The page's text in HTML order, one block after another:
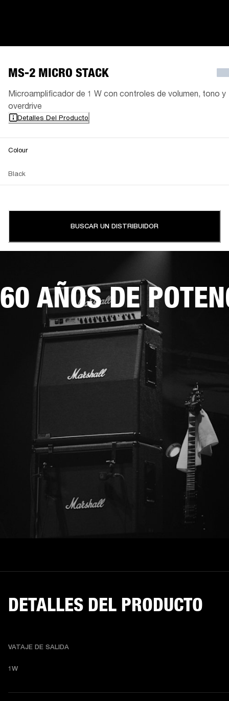
MS-2 MICRO STACK
Microamplificador de 1 W con controles de volumen, tono y
overdrive
Detalles Del Producto
Colour
Black
BUSCAR UN DISTRIBUIDOR
60 AÑOS DE
DETALLES DEL PRODUCTO
VATAJE DE SALIDA
1W